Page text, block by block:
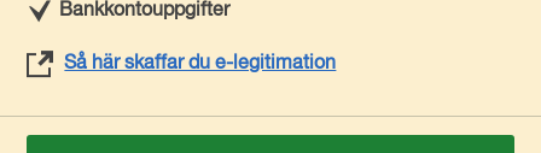
Bankkontouppgifter
Så här skaffar du e-legitimation